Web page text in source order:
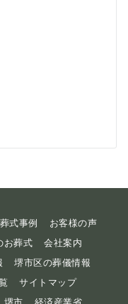
式事例
お客様の声
お葬式
会社案内
堺市区の葬儀情報
サイトマップ